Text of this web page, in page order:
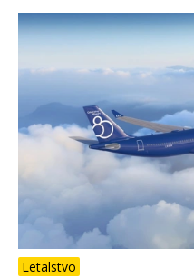
Letalstvo